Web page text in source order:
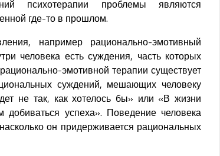
психотерапии проблемы являются
где-то в прошлом.
например рационально-эмотивный
человека есть суждения, часть которых
эмотивной терапии существует
суждений, мешающих человеку
не так, как хотелось бы» или «В жизни
успеха». Поведение человека
он придерживается рациональных